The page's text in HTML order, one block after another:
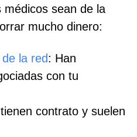
sean de la
mucho dinero:
la red: Han
con tu
contrato y suelen